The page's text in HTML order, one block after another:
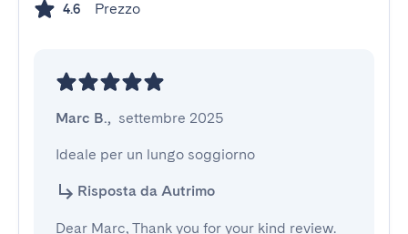
4.6 Prezzo
Marc B., settembre 2025
Ideale per un lungo soggiorno
Risposta da Autrimo
Dear Marc, Thank you for your kind review.